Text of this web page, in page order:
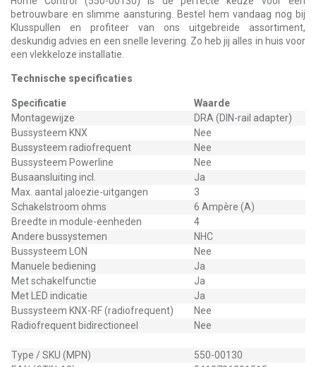
betrouwbare en slimme aansturing. Bestel hem vandaag nog bij
Klusspullen en profiteer van ons uitgebreide assortiment,
deskundig advies en een snelle levering. Zo heb jij alles in huis voor
een vlekkeloze installatie.
Technische specificaties
Specificatie
Waarde
Montagewijze
DRA (DIN-rail adapter)
Bussysteem KNX
Nee
Bussysteem radiofrequent
Nee
Bussysteem Powerline
Nee
Busaansluiting incl.
Ja
Max. aantal jaloezie-uitgangen
3
Schakelstroom ohms
6 Ampère (A)
Breedte in module-eenheden
4
Andere bussystemen
NHC
Bussysteem LON
Nee
Manuele bediening
Ja
Met schakelfunctie
Ja
Met LED indicatie
Ja
Bussysteem KNX-RF (radiofrequent)
Nee
Radiofrequent bidirectioneel
Nee
Type / SKU (MPN)
550-00130